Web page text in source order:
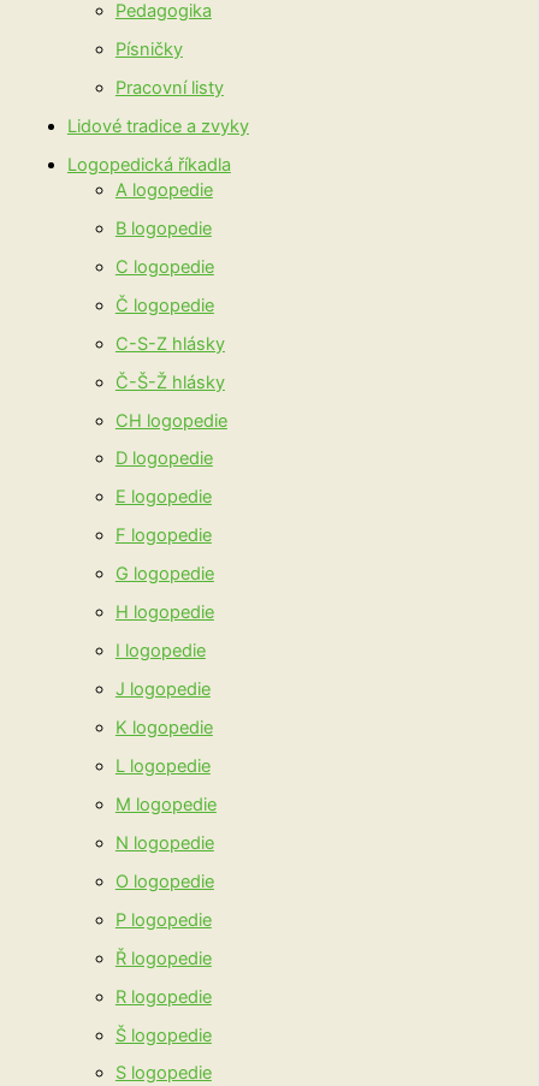
Pedagogika
Písničky
Pracovní listy
Lidové tradice a zvyky
Logopedická říkadla
A logopedie
B logopedie
C logopedie
Č logopedie
C-S-Z hlásky
Č-Š-Ž hlásky
CH logopedie
D logopedie
E logopedie
F logopedie
G logopedie
H logopedie
I logopedie
J logopedie
K logopedie
L logopedie
M logopedie
N logopedie
O logopedie
P logopedie
Ř logopedie
R logopedie
Š logopedie
S logopedie